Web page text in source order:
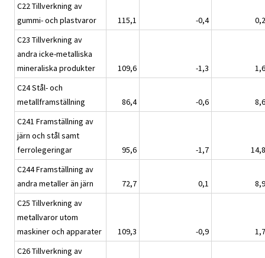
C22 Tillverkning av
gummi- och plastvaror
115,1 -0,4
0,2
C23 Tillverkning av
andra icke-metalliska
mineraliska produkter
109,6 -1,3
1,6
C24 Stål- och
metallframställning
86,4 -0,6
8,6
C241 Framställning av
järn och stål samt
ferrolegeringar
95,6 -1,7
14,8
C244 Framställning av
andra metaller än järn
72,7 0,1
8,9
C25 Tillverkning av
metallvaror utom
maskiner och apparater
109,3 -0,9
1,7
C26 Tillverkning av